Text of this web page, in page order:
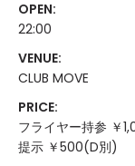
OPEN:
22:00
VENUE:
CLUB MOVE
PRICE:
フライヤー持参 ￥
提示 ￥500(D別)